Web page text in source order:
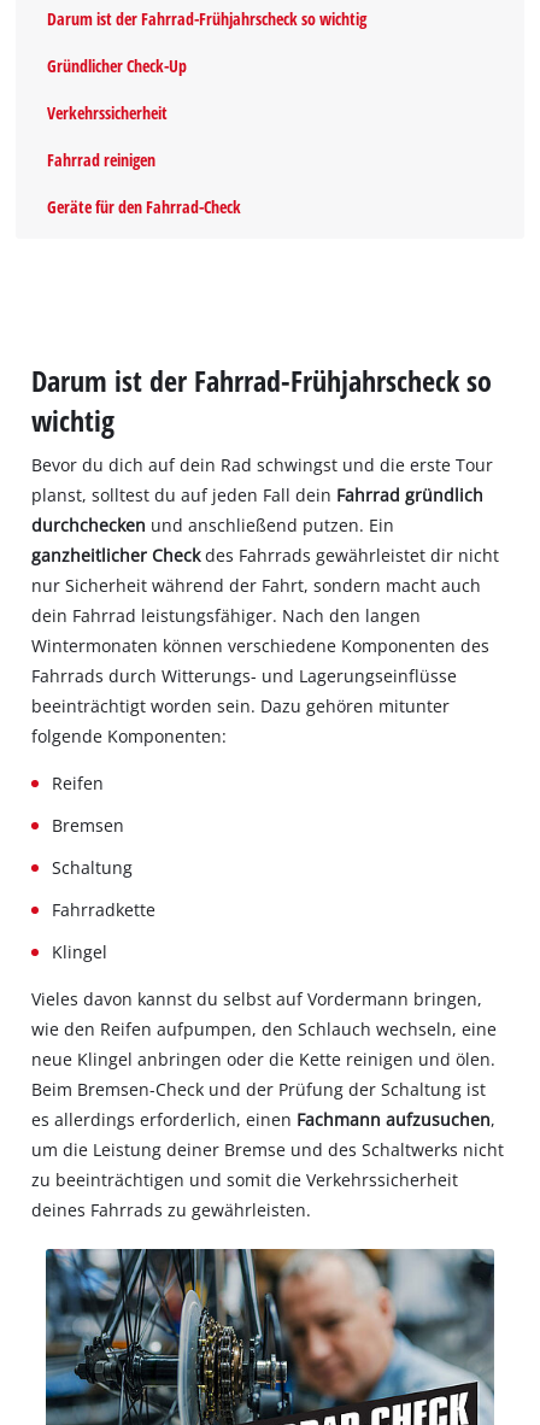
Darum ist der Fahrrad-Frühjahrscheck so wichtig
Gründlicher Check-Up
Verkehrssicherheit
Fahrrad reinigen
Geräte für den Fahrrad-Check
Darum ist der Fahrrad-Frühjahrscheck so
wichtig
Bevor du dich auf dein Rad schwingst und die erste Tour
planst, solltest du auf jeden Fall dein Fahrrad gründlich
durchchecken und anschließend putzen. Ein
ganzheitlicher Checkdes Fahrrads gewährleistet dir nicht
nur Sicherheit während der Fahrt, sondern macht auch
dein Fahrrad leistungsfähiger. Nach den langen
Wintermonaten können verschiedene Komponenten des
Fahrrads durch Witterungs- und Lagerungseinflüsse
beeinträchtigt worden sein. Dazu gehören mitunter
folgende Komponenten:
Reifen
Bremsen
Schaltung
Fahrradkette
Klingel
Vieles davon kannst du selbst auf Vordermann bringen,
wie den Reifen aufpumpen, den Schlauch wechseln, eine
neue Klingel anbringen oder die Kette reinigen und ölen.
Beim Bremsen-Check und der Prüfung der Schaltung ist
es allerdings erforderlich, einen Fachmann aufzusuchen,
um die Leistung deiner Bremse und des Schaltwerks nicht
zu beeinträchtigen und somit die Verkehrssicherheit
deines Fahrrads zu gewährleisten.